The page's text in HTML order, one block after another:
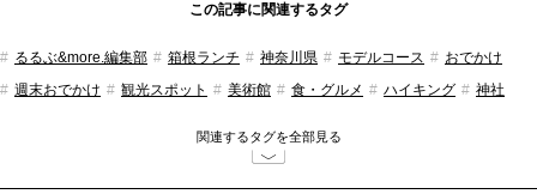
この記事に関連するタグ
るるぶ&more.編集部 箱根ランチ 神奈川県 モデルコース
おでかけ
週末おでかけ
観光スポット 美術館 食・グルメ ハイキング 神社
関連するタグを全部見る